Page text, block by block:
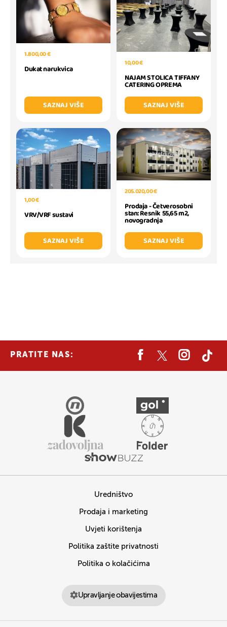
1.800,00 €
Dukat narukvica
SAZNAJ VIŠE
10,00 €
NAJAM STOLICA TIFFANY
CATERING OPREMA
SAZNAJ VIŠE
1,00 €
VRV/VRF sustavi
SAZNAJ VIŠE
205.020,00 €
Prodaja - Četverosobni
stan: Resnik 55,65 m2,
novogradnja
SAZNAJ VIŠE
PRATITE NAS:
Uredništvo
Prodaja i marketing
Uvjeti korištenja
Politika zaštite privatnosti
Politika o kolačićima
Upravljanje obavijestima